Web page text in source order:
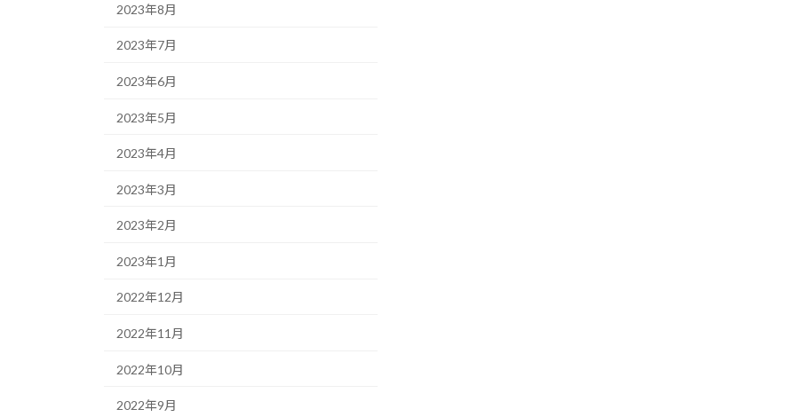
2023年8月
2023年7月
2023年6月
2023年5月
2023年4月
2023年3月
2023年2月
2023年1月
2022年12月
2022年11月
2022年10月
2022年9月